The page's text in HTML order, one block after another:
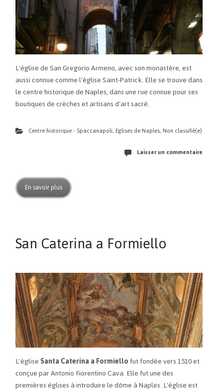
L'église de San Gregorio Armeno, avec son monastère, est
aussi connue comme l'église Saint-Patrick. Elle se trouve dans
le centre historique de Naples, dans une rue connue pour ses
boutiques de crèches et artisans d'art sacré.
Centre historique - Spaccanapoli, Eglises de Naples, Non classifié(e)
Laisser un commentaire
En savoir plus
San Caterina a Formiello
L'égliseSanta Caterina a Formiellofut fondée vers 1510 et
conçue par Antonio Fiorentino Cava. Elle fut une des
premières églises à introduire le dôme à Naples. L'église est